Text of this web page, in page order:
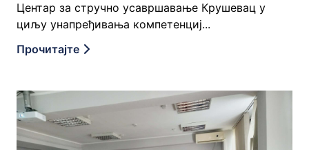
Центар за стручно усавршавање Крушевац у
циљу унапређивања компетенциј...
Прочитајте